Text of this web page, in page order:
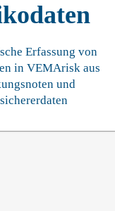
Erfassung von
in VEMArisk aus
und